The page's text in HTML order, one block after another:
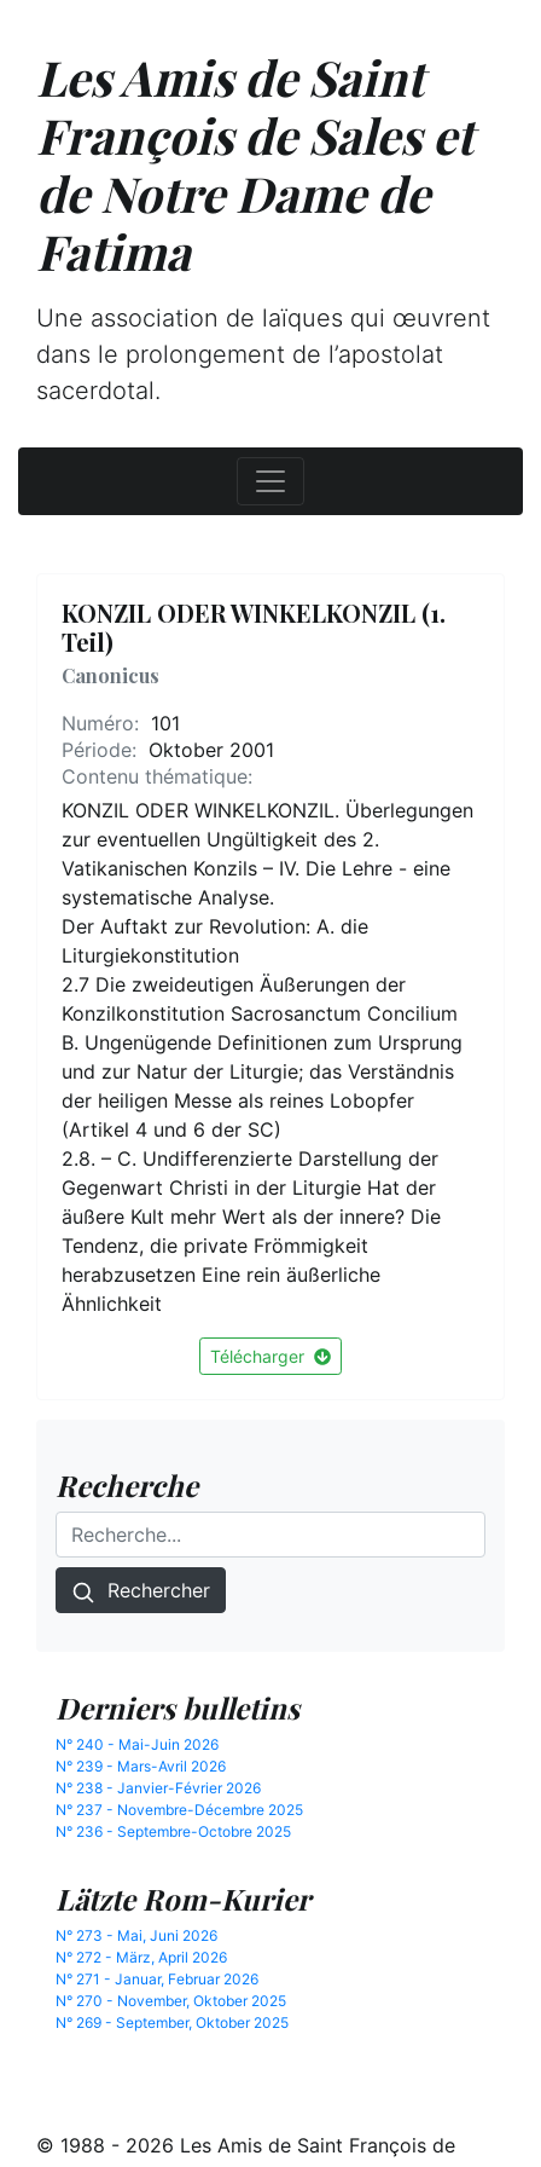
Les Amis de Saint
François de Sales et
de Notre Dame de
Fatima
Une association de laïques qui œuvrent
dans le prolongement de l’apostolat
sacerdotal.
KONZIL ODER WINKELKONZIL (1.
Teil)
Canonicus
Numéro: 101
Période: Oktober 2001
Contenu thématique:
KONZIL ODER WINKELKONZIL. Überlegungen
zur eventuellen Ungültigkeit des 2.
Vatikanischen Konzils – IV. Die Lehre - eine
systematische Analyse.
Der Auftakt zur Revolution: A. die
Liturgiekonstitution
2.7 Die zweideutigen Äußerungen der
Konzilkonstitution Sacrosanctum Concilium
B. Ungenügende Definitionen zum Ursprung
und zur Natur der Liturgie; das Verständnis
der heiligen Messe als reines Lobopfer
(Artikel 4 und 6 der SC)
2.8. – C. Undifferenzierte Darstellung der
Gegenwart Christi in der Liturgie Hat der
äußere Kult mehr Wert als der innere? Die
Tendenz, die private Frömmigkeit
herabzusetzen Eine rein äußerliche
Ähnlichkeit
Télécharger
Recherche
Rechercher
Derniers bulletins
N° 240 - Mai-Juin 2026
N° 239 - Mars-Avril 2026
N° 238 - Janvier-Février 2026
N° 237 - Novembre-Décembre 2025
N° 236 - Septembre-Octobre 2025
Lätzte Rom-Kurier
N° 273 - Mai, Juni 2026
N° 272 - März, April 2026
N° 271 - Januar, Februar 2026
N° 270 - November, Oktober 2025
N° 269 - September, Oktober 2025
© 1988 - 2026 Les Amis de Saint François de